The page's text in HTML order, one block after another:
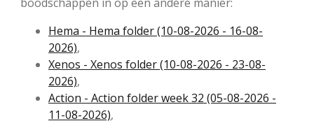
Hema - Hema folder (10-08-2026 - 16-08-
2026),
Xenos - Xenos folder (10-08-2026 - 23-08-
2026),
Action - Action folder week 32 (05-08-2026 -
11-08-2026),